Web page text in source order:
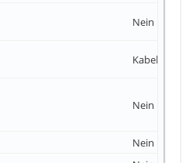
Nein
Kabel
Nein
Nein